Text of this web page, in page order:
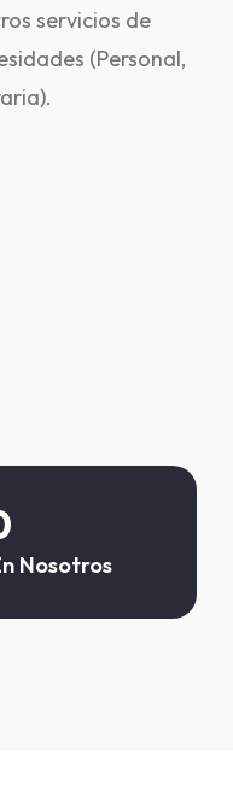
servicios de
(Personal,
Nosotros